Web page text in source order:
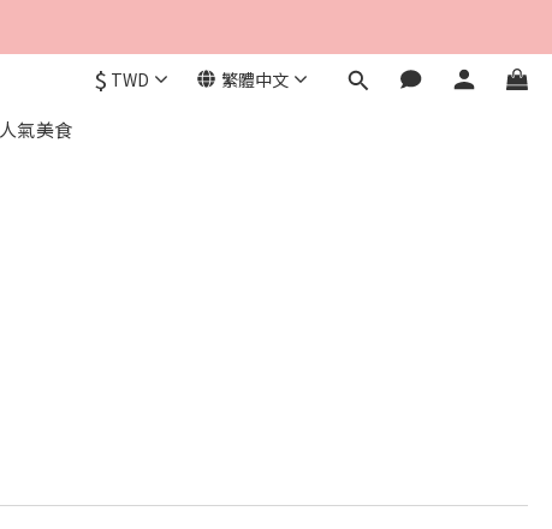
$ TWD 繁體中文
人氣美食